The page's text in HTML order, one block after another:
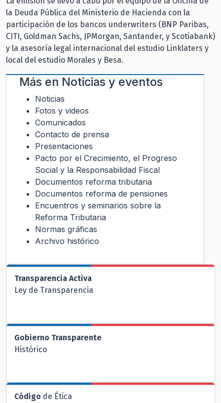
la Deuda Pública del Ministerio de Hacienda con la
participación de los bancos underwriters (BNP Paribas,
CITI, Goldman Sachs, JPMorgan, Santander, y Scotiabank)
y la asesoría legal internacional del estudio Linklaters y
local del estudio Morales y Besa.
Más en Noticias y eventos
Noticias
Fotos y videos
Comunicados
Contacto de prensa
Presentaciones
Pacto por el Crecimiento, el Progreso
Social y la Responsabilidad Fiscal
Documentos reforma tributaria
Documentos reforma de pensiones
Encuentros y seminarios sobre la
Reforma Tributaria
Normas gráficas
Archivo histórico
Transparencia Activa
Ley de Transparencia
Gobierno Transparente
Histórico
Código de Ética